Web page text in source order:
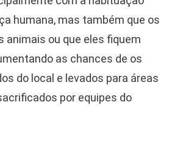
humana, mas também que os
animais ou que eles fiquem
as chances de os
do local e levados para áreas
por equipes do